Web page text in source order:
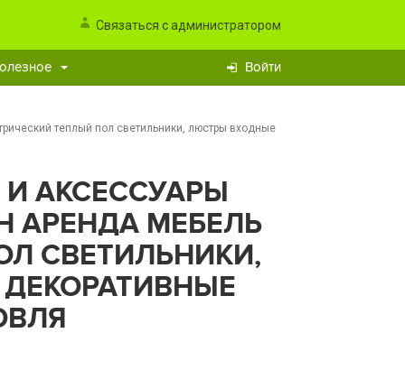
Связаться с администратором
Войти
теплый пол светильники, люстры входные
АКСЕССУАРЫ
АРЕНДА МЕБЕЛЬ
СВЕТИЛЬНИКИ,